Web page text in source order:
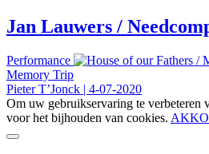
Jan Lauwers /
Performance
Memory Trip
Pieter T’Jonck | 4-07-2020
Om uw gebruikservaring te verbeteren
voor het bijhouden van cookies.